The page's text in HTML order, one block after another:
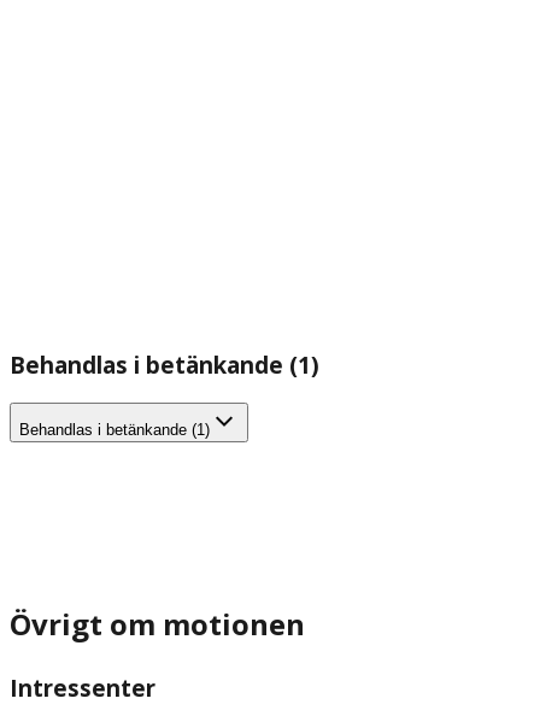
Behandlas i betänkande (1)
Behandlas i betänkande (1)
Övrigt om motionen
Intressenter